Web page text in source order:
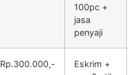
100pc +
jasa
penyaji
Rp.300.000,-
Eskrim +